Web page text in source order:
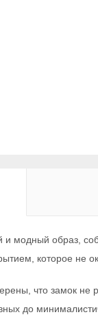
образ,
которое не
что замок не
до